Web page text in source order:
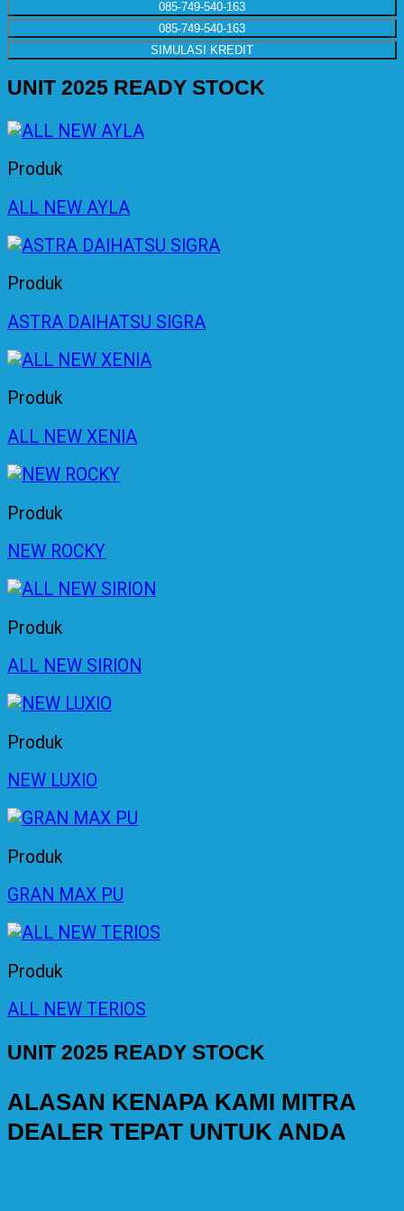
085-749-540-163
085-749-540-163
SIMULASI KREDIT
UNIT 2025 READY STOCK
Produk
ALL NEW AYLA
Produk
ASTRA DAIHATSU SIGRA
Produk
ALL NEW XENIA
Produk
NEW ROCKY
Produk
ALL NEW SIRION
Produk
NEW LUXIO
Produk
GRAN MAX PU
Produk
ALL NEW TERIOS
UNIT 2025 READY STOCK
ALASAN KENAPA KAMI MITRA
DEALER TEPAT UNTUK ANDA